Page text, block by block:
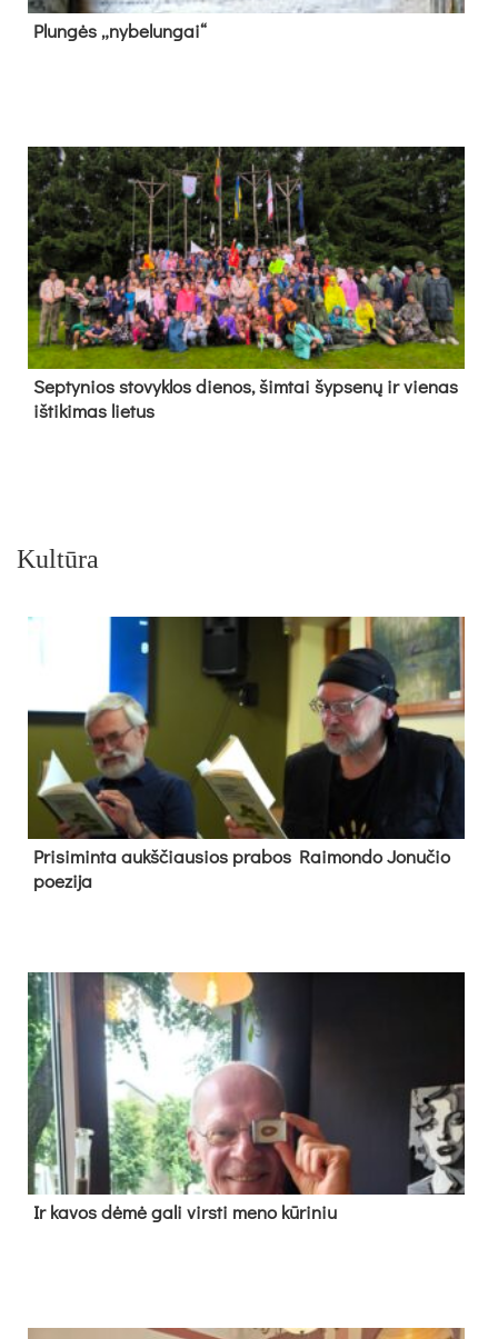
Plun­gės „ny­be­lun­gai“
Sep­ty­nios sto­vyk­los die­nos, šim­tai šyp­se­nų ir vie­nas
iš­ti­ki­mas lie­tus
Kultūra
Pri­si­min­ta aukš­čiau­sios pra­bos Rai­mon­do Jo­nu­čio
poe­zi­ja
Ir ka­vos dė­mė ga­li virs­ti me­no kū­ri­niu